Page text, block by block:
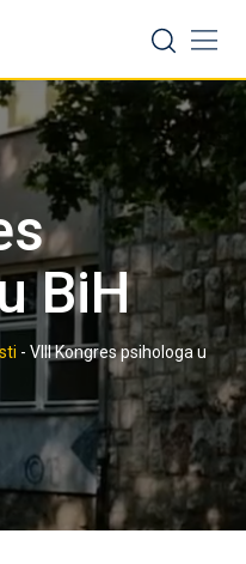
BiH
- VIII Kongres psihologa u